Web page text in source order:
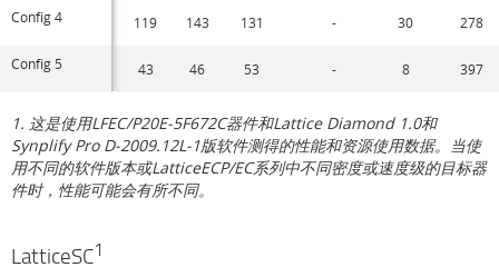
Config 4 119 143 131 - 30 278
Config 5 43 46 53 - 8 397
1. 这是使用LFEC/P20E-5F672C器件和Lattice Diamond 1.0和
Synplify Pro D-2009.12L-1版软件测得的性能和资源使用数据。当使
用不同的软件版本或LatticeECP/EC系列中不同密度或速度级的目标器
件时，性能可能会有所不同。
LatticeSC1